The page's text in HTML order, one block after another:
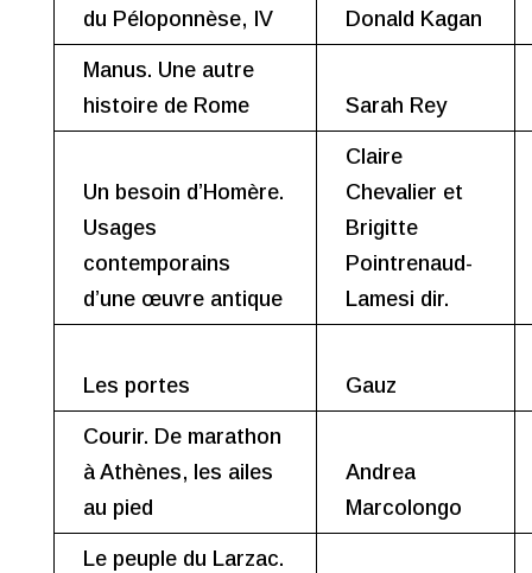
du Péloponnèse, IV
Donald Kagan
Manus. Une autre
histoire de Rome
Sarah Rey
Un besoin d’Homère.
Usages
contemporains
d’une œuvre antique
Claire
Chevalier et
Brigitte
Pointrenaud-
Lamesi dir.
Les portes Gauz
Courir. De marathon
à Athènes, les ailes
au pied
Andrea
Marcolongo
Le peuple du Larzac.